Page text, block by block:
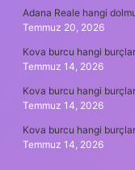
Adana Reale hangi
Temmuz 20, 2026
Kova burcu hangi
Temmuz 14, 2026
Kova burcu hangi
Temmuz 14, 2026
Kova burcu hangi
Temmuz 14, 2026